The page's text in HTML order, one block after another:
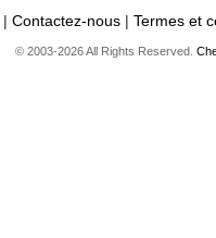
|Contactez-nous |Termes et
© 2003-2026 All Rights Reserved.